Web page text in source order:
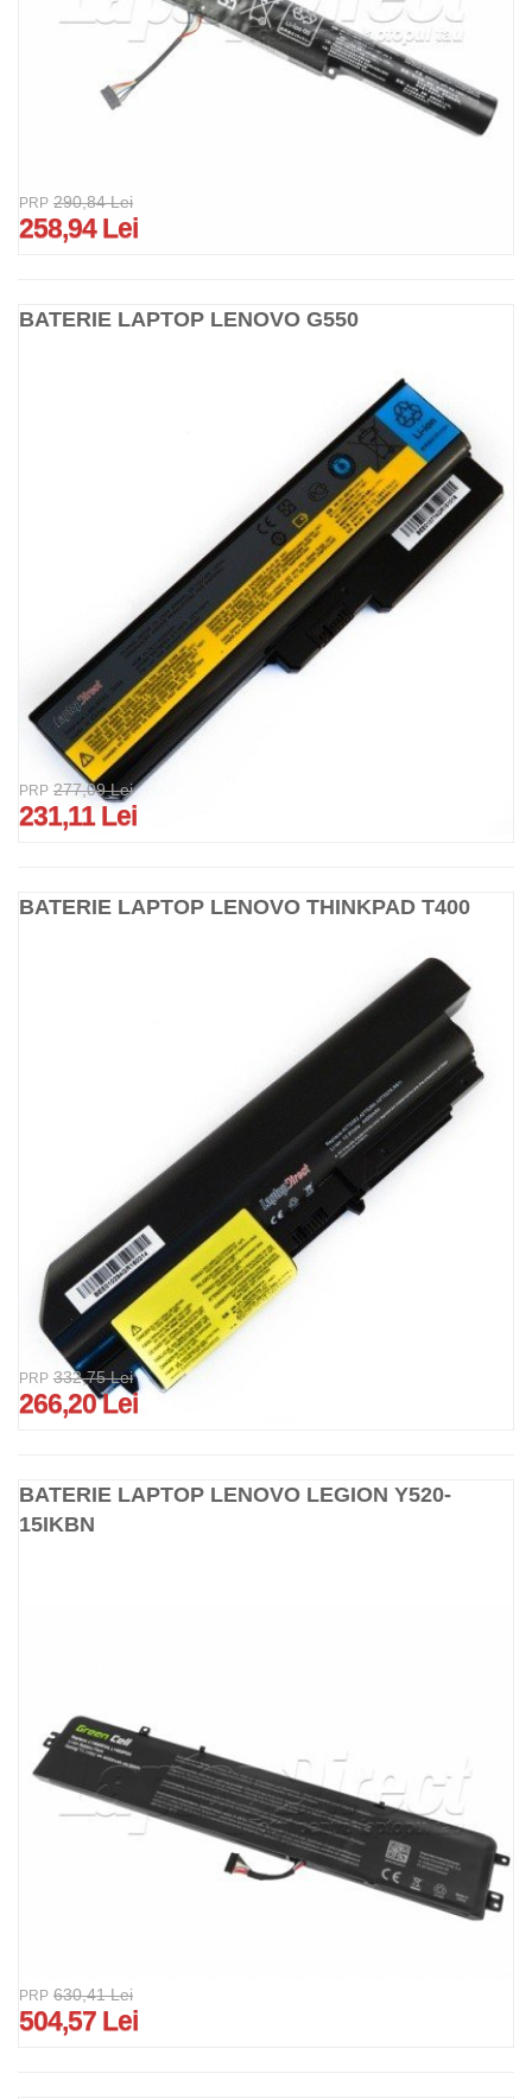
PRP 290,84 Lei
258,94 Lei
BATERIE LAPTOP LENOVO G550
PRP 277,09 Lei
231,11 Lei
BATERIE LAPTOP LENOVO THINKPAD T400
PRP 332,75 Lei
266,20 Lei
BATERIE LAPTOP LENOVO LEGION Y520-
15IKBN
PRP 630,41 Lei
504,57 Lei